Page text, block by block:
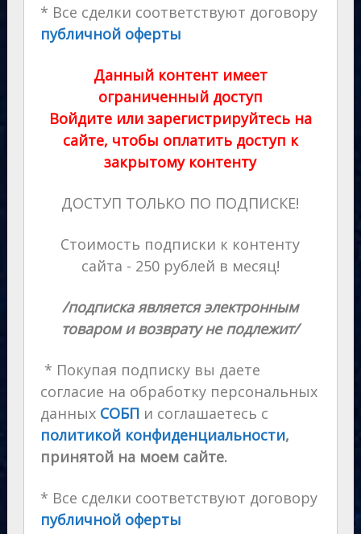
* Все сделки соответствуют договору
публичной оферты
Данный контент имеет
ограниченный доступ
Войдите или зарегистрируйтесь на
сайте, чтобы оплатить доступ к
закрытому контенту
ДОСТУП ТОЛЬКО ПО ПОДПИСКЕ!
Стоимость подписки к контенту
сайта - 250 рублей в месяц!
/подписка является электронным
товаром и возврату не подлежит/
* Покупая подписку вы даете
согласие на обработку персональных
данных СОБП и соглашаетесь с
политикой конфиденциальности,
принятой на моем сайте.
* Все сделки соответствуют договору
публичной оферты